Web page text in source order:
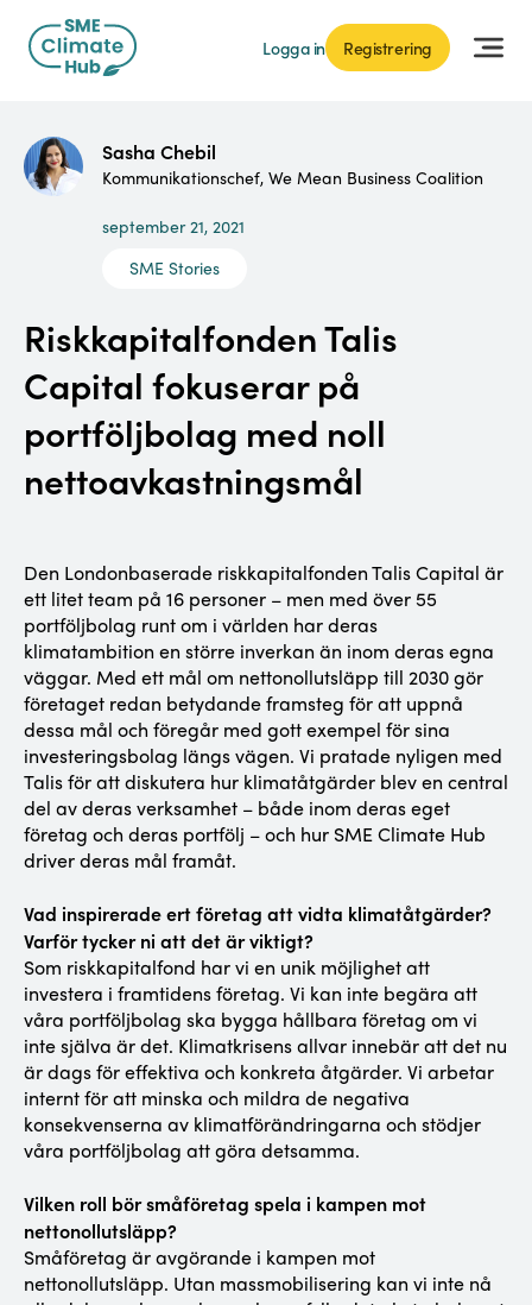
Logga in Registrering
Sasha Chebil
Kommunikationschef, We Mean Business Coalition
september 21, 2021
SME Stories
Riskkapitalfonden Talis
Capital fokuserar på
portföljbolag med noll
nettoavkastningsmål
Den Londonbaserade riskkapitalfonden Talis Capital är
ett litet team på 16 personer – men med över 55
portföljbolag runt om i världen har deras
klimatambition en större inverkan än inom deras egna
väggar. Med ett mål om nettonollutsläpp till 2030 gör
företaget redan betydande framsteg för att uppnå
dessa mål och föregår med gott exempel för sina
investeringsbolag längs vägen. Vi pratade nyligen med
Talis för att diskutera hur klimatåtgärder blev en central
del av deras verksamhet – både inom deras eget
företag och deras portfölj – och hur SME Climate Hub
driver deras mål framåt.
Vad inspirerade ert företag att vidta klimatåtgärder?
Varför tycker ni att det är viktigt?
Som riskkapitalfond har vi en unik möjlighet att
investera i framtidens företag. Vi kan inte begära att
våra portföljbolag ska bygga hållbara företag om vi
inte själva är det. Klimatkrisens allvar innebär att det nu
är dags för effektiva och konkreta åtgärder. Vi arbetar
internt för att minska och mildra de negativa
konsekvenserna av klimatförändringarna och stödjer
våra portföljbolag att göra detsamma.
Vilken roll bör småföretag spela i kampen mot
nettonollutsläpp?
Småföretag är avgörande i kampen mot
nettonollutsläpp. Utan massmobilisering kan vi inte nå